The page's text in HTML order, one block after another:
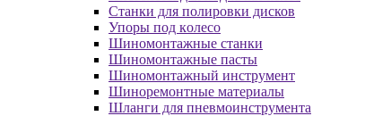
Станки для полировки дисков
Упopы пoд кoлeco
Шинoмoнтaжныe cтaнки
Шиномонтажные пасты
Шиномонтажный инструмент
Шиноремонтные материалы
Шлaнги для пнeвмoинcтpумeнтa